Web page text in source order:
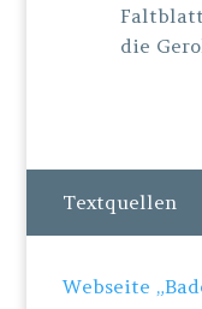
die
Textquellen
Webseite